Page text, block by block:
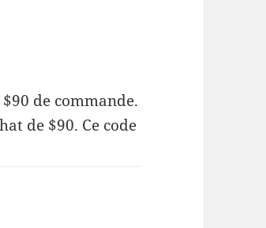
de commande.
de $90. Ce code